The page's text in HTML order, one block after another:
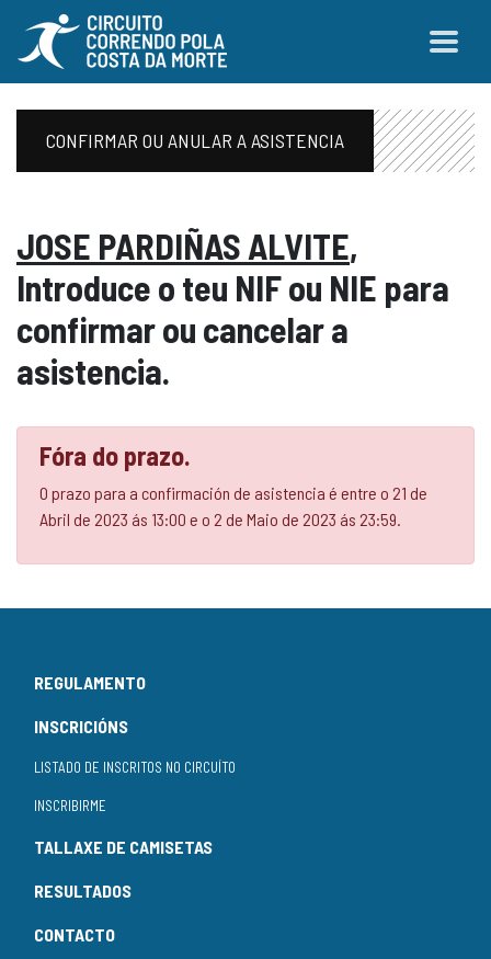
CONFIRMAR OU ANULAR A ASISTENCIA
JOSE PARDIÑAS ALVITE,
Introduce o teu NIF ou NIE para
confirmar ou cancelar a
asistencia.
Fóra do prazo.
O prazo para a confirmación de asistencia é entre o 21 de
Abril de 2023 ás 13:00 e o 2 de Maio de 2023 ás 23:59.
REGULAMENTO
INSCRICIÓNS
LISTADO DE INSCRITOS NO CIRCUÍTO
INSCRIBIRME
TALLAXE DE CAMISETAS
RESULTADOS
CONTACTO